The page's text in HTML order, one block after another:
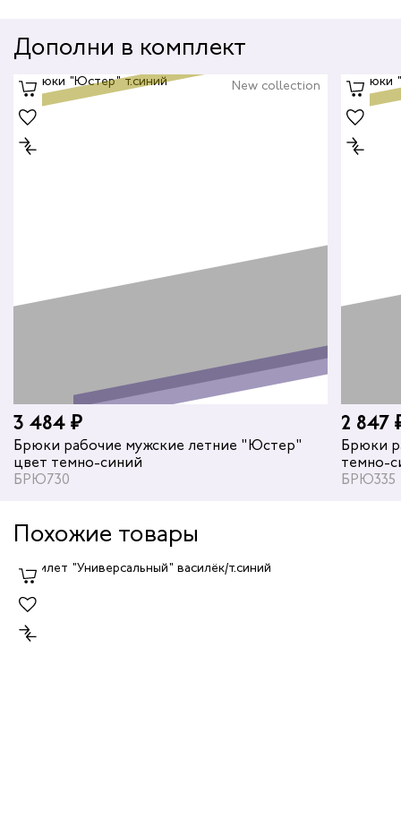
Дополни в комплект
New collection
3 484 ₽
Брюки рабочие мужские летние "Юстер"
цвет темно-синий
БРЮ730
2 847
Брюки
темно-
БРЮ335
Похожие товары